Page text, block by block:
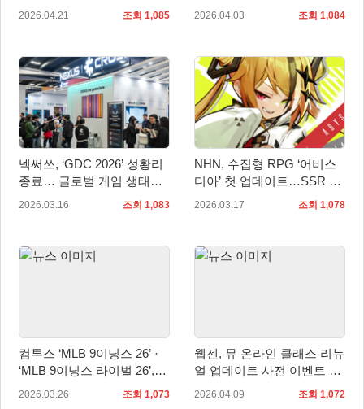
시
2026.04.21 조회 1,085
신규 스킨 2종 추가
2026.04.03 조회 1,084
넥써쓰, ‘GDC 2026’ 성황리
종료… 글로벌 게임 생태계
확장 가속
2026.03.16 조회 1,083
NHN, 수집형 RPG ‘어비스
디아’ 첫 업데이트…SSR 근
거리 탱커 ‘라라티나’ 공개
2026.03.17 조회 1,078
컴투스 ‘MLB 9이닝스 26’ ·
‘MLB 9이닝스 라이벌 26’,
2026 시즌 개막 맞이 대규모
2026.03.26 조회 1,073
웹젠, 뮤 온라인 클래스 리뉴
얼 업데이트 사전 이벤트 진
행
2026.04.09 조회 1,072